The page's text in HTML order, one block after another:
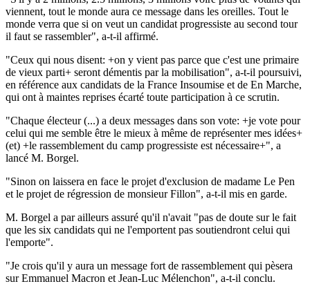
viennent, tout le monde aura ce message dans les oreilles. Tout le
monde verra que si on veut un candidat progressiste au second tour
il faut se rassembler", a-t-il affirmé.
"Ceux qui nous disent: +on y vient pas parce que c'est une primaire
de vieux parti+ seront démentis par la mobilisation", a-t-il poursuivi,
en référence aux candidats de la France Insoumise et de En Marche,
qui ont à maintes reprises écarté toute participation à ce scrutin.
"Chaque électeur (...) a deux messages dans son vote: +je vote pour
celui qui me semble être le mieux à même de représenter mes idées+
(et) +le rassemblement du camp progressiste est nécessaire+", a
lancé M. Borgel.
"Sinon on laissera en face le projet d'exclusion de madame Le Pen
et le projet de régression de monsieur Fillon", a-t-il mis en garde.
M. Borgel a par ailleurs assuré qu'il n'avait "pas de doute sur le fait
que les six candidats qui ne l'emportent pas soutiendront celui qui
l'emporte".
"Je crois qu'il y aura un message fort de rassemblement qui pèsera
sur Emmanuel Macron et Jean-Luc Mélenchon", a-t-il conclu.